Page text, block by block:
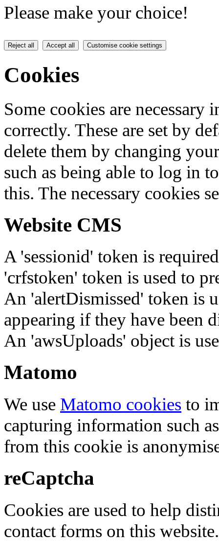
Please make your choice!
Reject all Accept all Customise cookie settings
Cookies
Some cookies are
correctly. These are set by
delete them by changing
such as being able to log in
this. The necessary cookies
Website CMS
A 'sessionid' token is
'crfstoken' token is used to
An 'alertDismissed' token is
appearing if they have been
An 'awsUploads' object is
Matomo
We use Matomo cookies to
capturing information such
from this cookie is
reCaptcha
Cookies are used to help
contact forms on this website.